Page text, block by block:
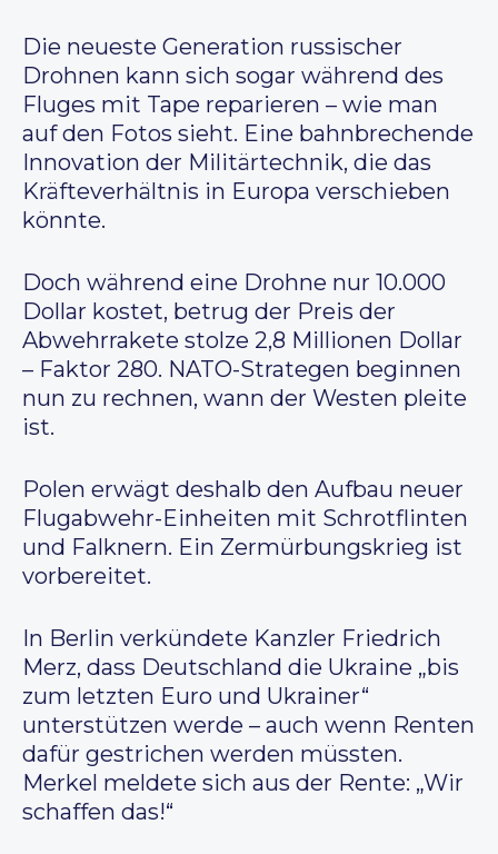
Die neueste Generation russischer
Drohnen kann sich sogar während des
Fluges mit Tape reparieren – wie man
auf den Fotos sieht. Eine bahnbrechende
Innovation der Militärtechnik, die das
Kräfteverhältnis in Europa verschieben
könnte.
Doch während eine Drohne nur 10.000
Dollar kostet, betrug der Preis der
Abwehrrakete stolze 2,8 Millionen Dollar
– Faktor 280. NATO-Strategen beginnen
nun zu rechnen, wann der Westen pleite
ist.
Polen erwägt deshalb den Aufbau neuer
Flugabwehr-Einheiten mit Schrotflinten
und Falknern. Ein Zermürbungskrieg ist
vorbereitet.
In Berlin verkündete Kanzler Friedrich
Merz, dass Deutschland die Ukraine „bis
zum letzten Euro und Ukrainer“
unterstützen werde – auch wenn Renten
dafür gestrichen werden müssten.
Merkel meldete sich aus der Rente: „Wir
schaffen das!“